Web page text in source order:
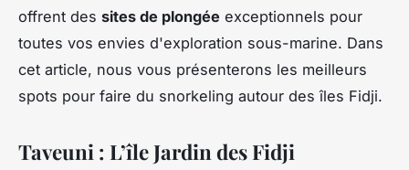
offrent des sites de plongée exceptionnels pour
toutes vos envies d'exploration sous-marine. Dans
cet article, nous vous présenterons les meilleurs
spots pour faire du snorkeling autour des îles Fidji.
Taveuni : L’île Jardin des Fidji